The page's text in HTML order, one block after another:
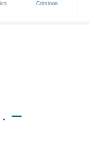
Criminon
–